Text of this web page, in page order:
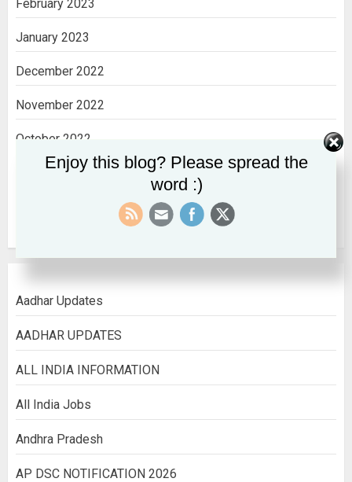
February 2023
January 2023
December 2022
November 2022
October 2022
September 2022
Aadhar Updates
AADHAR UPDATES
ALL INDIA INFORMATION
All India Jobs
Andhra Pradesh
AP DSC NOTIFICATION 2026
Enjoy this blog? Please spread the
word :)